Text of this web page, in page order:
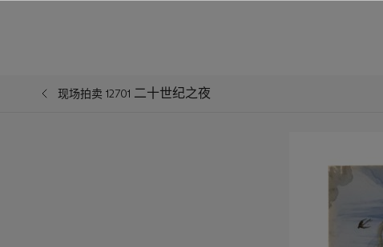
现场拍卖 12701 二十世纪之夜